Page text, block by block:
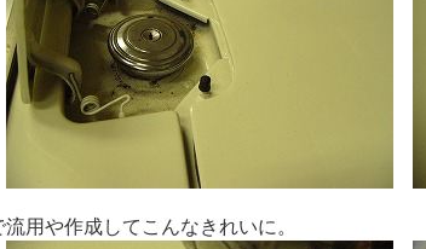
用や作成してこんなきれいに。